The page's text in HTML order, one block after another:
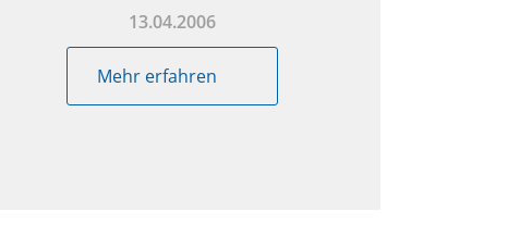
13.04.2006
Mehr erfahren